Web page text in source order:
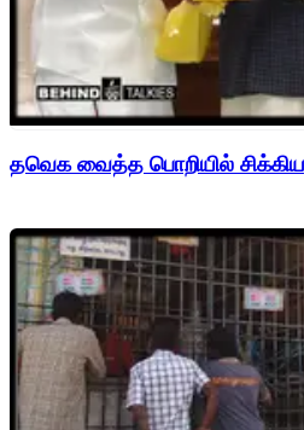
தவெக வைத்த பொறியில்